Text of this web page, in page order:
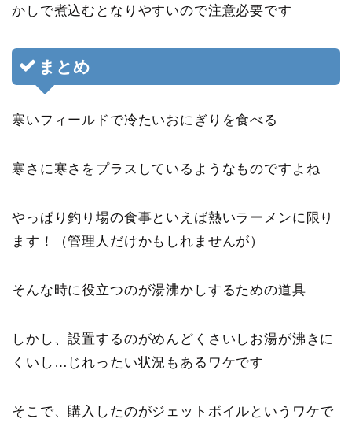
かしで煮込むとなりやすいので注意必要です
まとめ
寒いフィールドで冷たいおにぎりを食べる
寒さに寒さをプラスしているようなものですよね
やっぱり釣り場の食事といえば熱いラーメンに限り
ます！（管理人だけかもしれませんが）
そんな時に役立つのが湯沸かしするための道具
しかし、設置するのがめんどくさいしお湯が沸きに
くいし…じれったい状況もあるワケです
そこで、購入したのがジェットボイルというワケで